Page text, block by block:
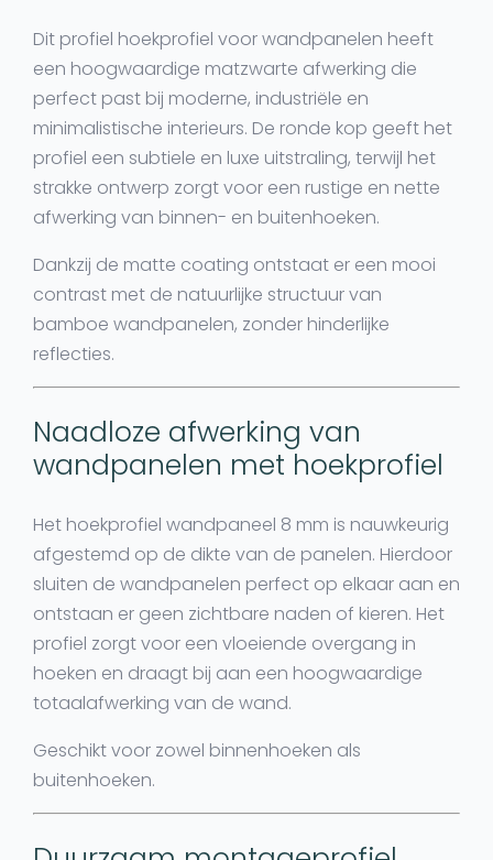
Dit profiel hoekprofiel voor wandpanelen heeft
een hoogwaardige matzwarte afwerking die
perfect past bij moderne, industriële en
minimalistische interieurs. De ronde kop geeft het
profiel een subtiele en luxe uitstraling, terwijl het
strakke ontwerp zorgt voor een rustige en nette
afwerking van binnen- en buitenhoeken.
Dankzij de matte coating ontstaat er een mooi
contrast met de natuurlijke structuur van
bamboe wandpanelen, zonder hinderlijke
reflecties.
Naadloze afwerking van
wandpanelen met hoekprofiel
Het hoekprofiel wandpaneel 8 mm is nauwkeurig
afgestemd op de dikte van de panelen. Hierdoor
sluiten de wandpanelen perfect op elkaar aan en
ontstaan er geen zichtbare naden of kieren. Het
profiel zorgt voor een vloeiende overgang in
hoeken en draagt bij aan een hoogwaardige
totaalafwerking van de wand.
Geschikt voor zowel binnenhoeken als
buitenhoeken.